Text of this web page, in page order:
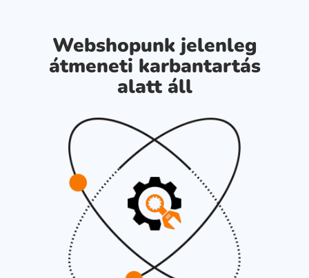
Webshopunk jelenleg
átmeneti karbantartás
alatt áll